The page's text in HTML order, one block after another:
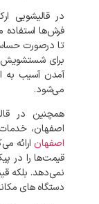
در قالیشویی
فرش‌ها استفاده
تا درصورت
برای شستشویش
آمدن آسیب به
می‌شود.
همچنین در
اصفهان،
اصفهان ارائه
قیمت‌ها را در
نمی‌دهد. بلکه
دستگاه های